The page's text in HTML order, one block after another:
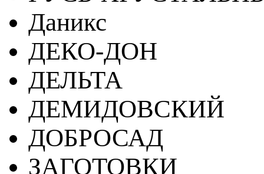
Даникс
ДЕКО-ДОН
ДЕЛЬТА
ДЕМИДОВСКИЙ
ДОБРОСАД
ЗАГОТОВКИ